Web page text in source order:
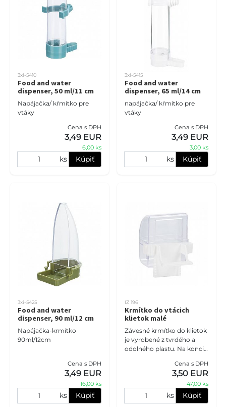
3xi-5410
Food and water
dispenser, 50 ml/11 cm
Napájačka/ kŕmitko pre
vtáky
Cena s DPH
3,49 EUR
6,00 ks
ks Kúpiť
3xi-5415
Food and water
dispenser, 65 ml/14 cm
napájačka/ kŕmitko pre
vtáky
Cena s DPH
3,49 EUR
3,00 ks
ks Kúpiť
3xi-5425
Food and water
dispenser, 90 ml/12 cm
Napájačka-krmítko
90ml/12cm
Cena s DPH
3,49 EUR
16,00 ks
ks Kúpiť
IZ 196
Krmítko do vtácich
klietok malé
Závesné krmítko do klietok
je vyrobené z tvrdého a
odolného plastu. Na konci
pohodlné zavesenie vCena s DPH
3,50 EUR
47,00 ks
ks Kúpiť